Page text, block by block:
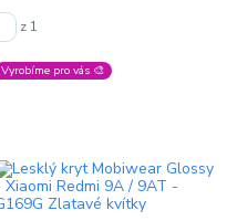
z 1
Vyrobíme pro vás 🎨